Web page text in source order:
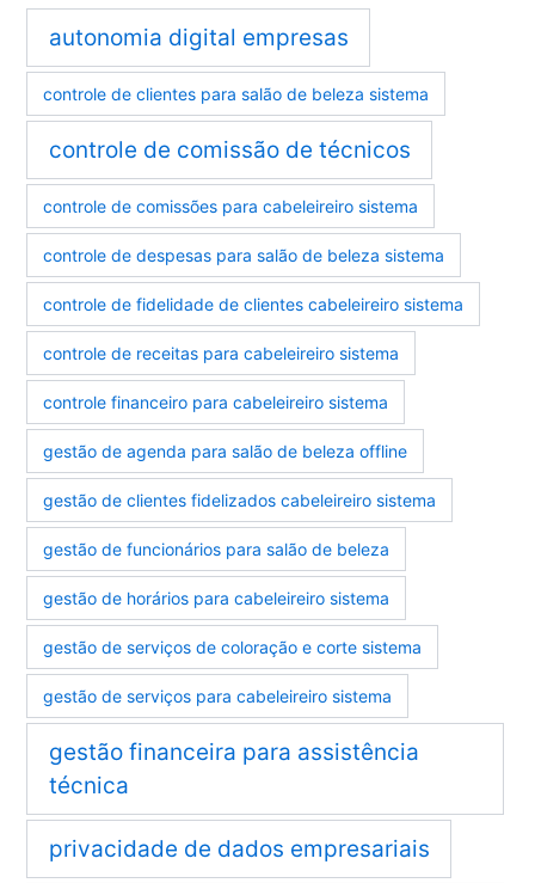
autonomia digital empresas
controle de clientes para salão de beleza sistema
controle de comissão de técnicos
controle de comissões para cabeleireiro sistema
controle de despesas para salão de beleza sistema
controle de fidelidade de clientes cabeleireiro sistema
controle de receitas para cabeleireiro sistema
controle financeiro para cabeleireiro sistema
gestão de agenda para salão de beleza offline
gestão de clientes fidelizados cabeleireiro sistema
gestão de funcionários para salão de beleza
gestão de horários para cabeleireiro sistema
gestão de serviços de coloração e corte sistema
gestão de serviços para cabeleireiro sistema
gestão financeira para assistência
técnica
privacidade de dados empresariais